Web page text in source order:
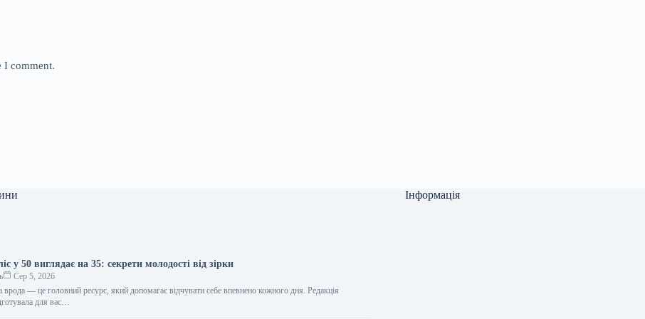
I comment.
у 50 виглядає на 35: секрети молодості від зірки
Сер 5, 2026
врода — це головний ресурс, який допомагає відчувати себе впевнено кожного дня. Редакція
для вас…
Інформація